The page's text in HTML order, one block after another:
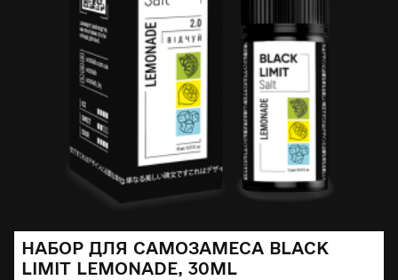
НАБОР ДЛЯ САМОЗАМЕСА BLACK
LIMIT LEMONADE, 30ML